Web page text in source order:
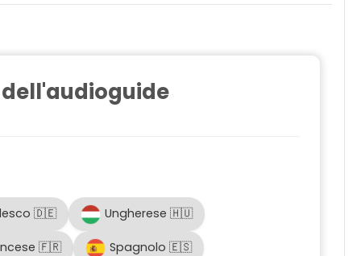
🇩🇪 Ungherese 🇭🇺
🇫🇷 Spagnolo 🇪🇸